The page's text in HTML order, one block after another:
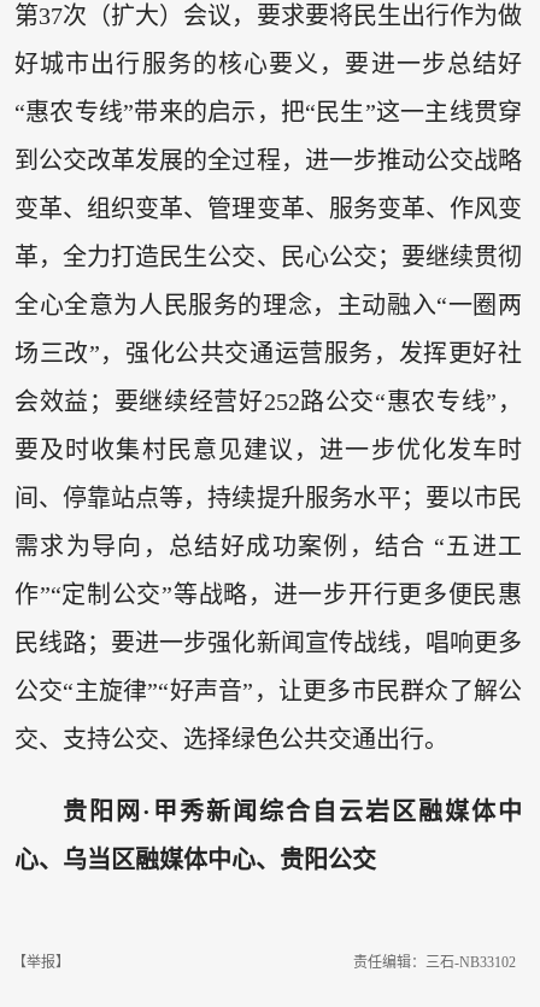
第37次（扩大）会议，要求要将民生出行作为做
好城市出行服务的核心要义，要进一步总结好
“惠农专线”带来的启示，把“民生”这一主线贯穿
到公交改革发展的全过程，进一步推动公交战略
变革、组织变革、管理变革、服务变革、作风变
革，全力打造民生公交、民心公交；要继续贯彻
全心全意为人民服务的理念，主动融入“一圈两
场三改”，强化公共交通运营服务，发挥更好社
会效益；要继续经营好252路公交“惠农专线”，
要及时收集村民意见建议，进一步优化发车时
间、停靠站点等，持续提升服务水平；要以市民
需求为导向，总结好成功案例，结合 “五进工
作”“定制公交”等战略，进一步开行更多便民惠
民线路；要进一步强化新闻宣传战线，唱响更多
公交“主旋律”“好声音”，让更多市民群众了解公
交、支持公交、选择绿色公共交通出行。
贵阳网·甲秀新闻综合自云岩区融媒体中
心、乌当区融媒体中心、贵阳公交
【举报】 责任编辑：三石-NB33102